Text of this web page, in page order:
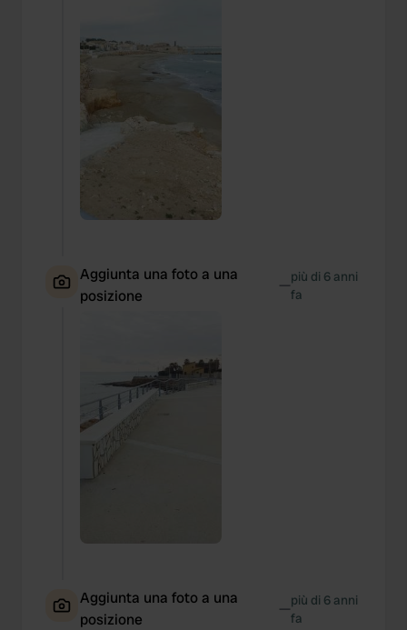
Aggiunta una foto a una
posizione
—più di 6 anni
fa
Aggiunta una foto a una
posizione
—più di 6 anni
fa